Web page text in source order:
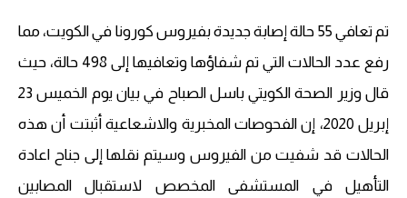
تم تعافي 55 حالة إصابة جديدة بفيروس كورونا في الكويت، مما
رفع عدد الحالات التي تم شفاؤها وتعافيها إلى 498 حالة، حيث
قال وزير الصحة الكويتي باسل الصباح في بيان يوم الخميس 23
إبريل 2020، إن الفحوصات المخبرية والاشعاعية أثبتت أن هذه
الحالات قد شفيت من الفيروس وسيتم نقلها إلى جناح اعادة
التأهيل في المستشفى المخصص لاستقبال المصابين